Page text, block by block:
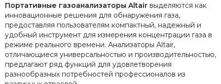
Rae Systems
Crowcon
Status Scientific Controls
GfG
КИПА
Teledyne GMI
Группа Компаний «ЭМИ»
Портативные газоанализаторы Altair выделяются как
инновационные решения для обнаружения газа,
предоставляя пользователям компактный, надежный и
удобный инструмент для измерения концентрации газа в
режиме реального времени. Анализаторы Altair,
отличающиеся универсальностью и производительностью,
предлагают ряд функций для удовлетворения
разнообразных потребностей профессионалов из